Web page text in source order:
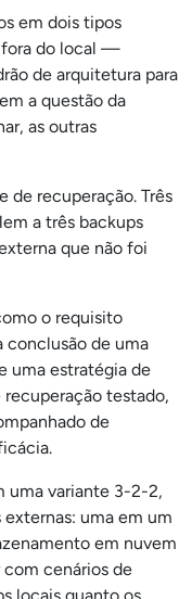
em dois tipos
fora do local —
de arquitetura para
a questão da
as outras
de recuperação. Três
a três backups
que não foi
o requisito
conclusão de uma
uma estratégia de
testado,
de
uma variante 3-2-2,
uma em um
em nuvem
cenários de